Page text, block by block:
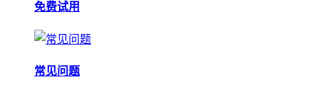
免费试用
常见问题